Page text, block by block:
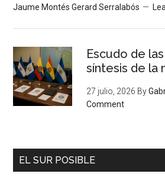
Jaume Montés Gerard Serralabós
Escudo de
síntesis de la
27 julio, 2026 By
Comment
EL SUR POSIBLE